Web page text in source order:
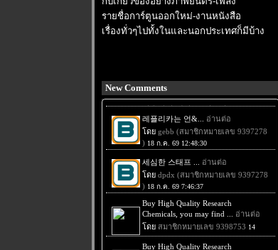
รายชื่อการ์ตูนออกใหม่-งานหนังสือ
เรื่องทั่วๆไปทั้งในและนอกประเทศก็มีบ้าง
New Comments